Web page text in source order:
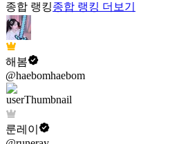
종합 랭킹종합 랭킹 더보기
해봄
@haebomhaebom
룬레이